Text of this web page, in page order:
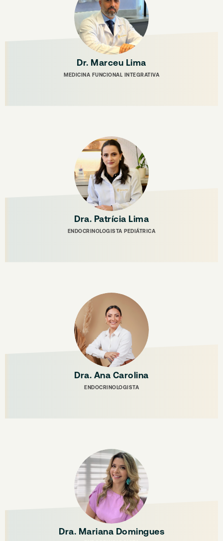
Dr. Marceu Lima
MEDICINA FUNCIONAL INTEGRATIVA
Dra. Patrícia Lima
ENDOCRINOLOGISTA PEDIÁTRICA
Dra. Ana Carolina
ENDOCRINOLOGISTA
Dra. Mariana Domingues